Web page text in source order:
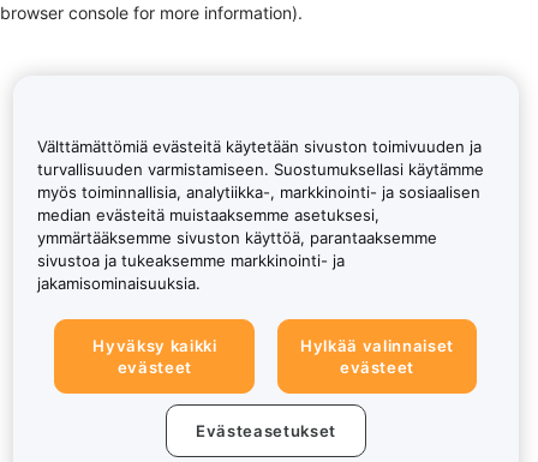
browser console for more information).
Välttämättömiä evästeitä käytetään sivuston toimivuuden ja
turvallisuuden varmistamiseen. Suostumuksellasi käytämme
myös toiminnallisia, analytiikka-, markkinointi- ja sosiaalisen
median evästeitä muistaaksemme asetuksesi,
ymmärtääksemme sivuston käyttöä, parantaaksemme
sivustoa ja tukeaksemme markkinointi- ja
jakamisominaisuuksia.
Hyväksy kaikki
evästeet
Hylkää valinnaiset
evästeet
Evästeasetukset